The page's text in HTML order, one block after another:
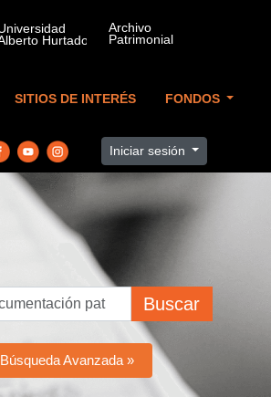
SITIOS DE INTERÉS FONDOS
Iniciar sesión
Buscar
Búsqueda Avanzada »